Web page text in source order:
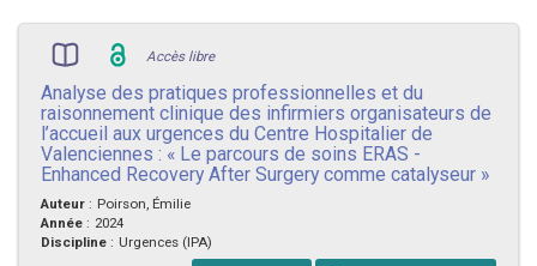
Accès libre
Analyse des pratiques professionnelles et du
raisonnement clinique des infirmiers organisateurs de
l’accueil aux urgences du Centre Hospitalier de
Valenciennes : « Le parcours de soins ERAS -
Enhanced Recovery After Surgery comme catalyseur »
Auteur : Poirson, Émilie
Année : 2024
Discipline : Urgences (IPA)